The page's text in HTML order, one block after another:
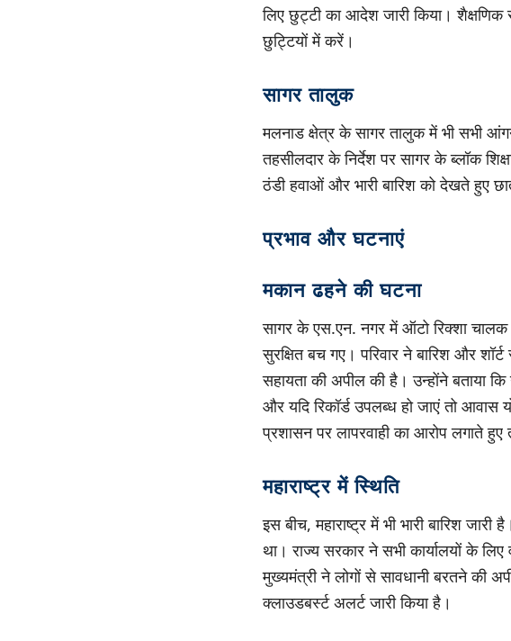
लिए छुट्टी का आदेश जारी किया। शैक्षणिक
छुट्टियों में करें।
सागर तालुक
मलनाड क्षेत्र के सागर तालुक में भी सभी
तहसीलदार के निर्देश पर सागर के ब्लॉक
ठंडी हवाओं और भारी बारिश को देखते हुए
प्रभाव और घटनाएं
मकान ढहने की घटना
सागर के एस.एन. नगर में ऑटो रिक्शा
सुरक्षित बच गए। परिवार ने बारिश और
सहायता की अपील की है। उन्होंने बताया
और यदि रिकॉर्ड उपलब्ध हो जाएं तो
प्रशासन पर लापरवाही का आरोप लगाते
महाराष्ट्र में स्थिति
इस बीच, महाराष्ट्र में भी भारी बारिश
था। राज्य सरकार ने सभी कार्यालयों के
मुख्यमंत्री ने लोगों से सावधानी बरतने की
क्लाउडबर्स्ट अलर्ट जारी किया है।